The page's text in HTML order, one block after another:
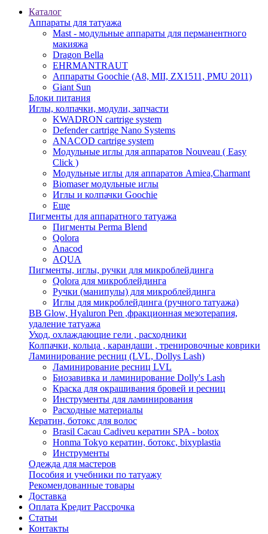
Каталог
Аппараты для татуажа
Mast - модульные аппараты для перманентного
макияжа
Dragon Bella
EHRMANTRAUT
Аппараты Goochie (A8, MII, ZX1511, PMU 2011)
Giant Sun
Блоки питания
Иглы, колпачки, модули, запчасти
KWADRON cartrige system
Defender cartrige Nano Systems
ANACOD cartrige system
Модульные иглы для аппаратов Nouveau ( Easy
Click )
Модульные иглы для аппаратов Amiea,Charmant
Biomaser модульные иглы
Иглы и колпачки Goochie
Еще
Пигменты для аппаратного татуажа
Пигменты Perma Blend
Qolora
Anacod
AQUA
Пигменты, иглы, ручки для микроблейдинга
Qolora для микроблейдинга
Ручки (манипулы) для микроблейдинга
Иглы для микроблейдинга (ручного татуажа)
BB Glow, Hyaluron Pen ,фракционная мезотерапия,
удаление татуажа
Уход, охлаждающие гели , расходники
Колпачки, кольца , карандаши , тренировочные коврики
Ламинирование ресниц (LVL, Dollys Lash)
Ламинирование ресниц LVL
Биозавивка и ламинирование Dolly's Lash
Краска для окрашивания бровей и ресниц
Инструменты для ламинирования
Расходные материалы
Кератин, ботокс для волос
Brasil Cacau Cadiveu кератин SPA - botox
Honma Tokyo кератин, ботокс, bixyplastia
Инструменты
Одежда для мастеров
Пособия и учебники по татуажу
Рекомендованные товары
Доставка
Оплата Кредит Рассрочка
Статьи
Контакты